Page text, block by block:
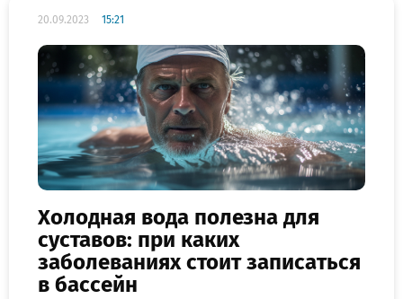
20.09.2023 15:21
Холодная вода полезна для
суставов: при каких
заболеваниях стоит записаться
в бассейн